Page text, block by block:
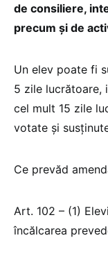
de consiliere,
precum și de
Un elev poate fi
5 zile lucrătoare,
cel mult 15 zile
votate și
Ce prevăd
Art. 102 – (1)
încălcarea